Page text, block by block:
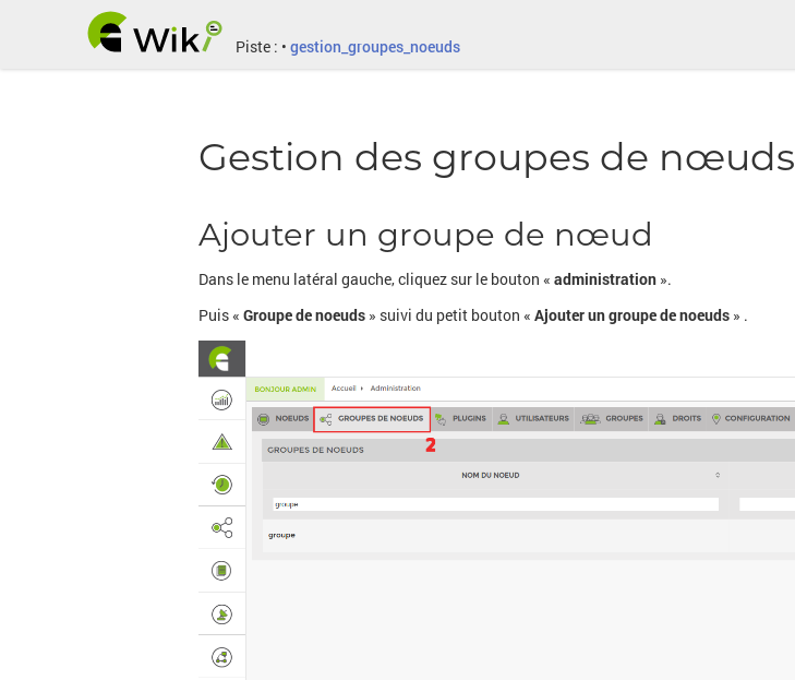
Piste : • gestion_groupes_noeuds
Gestion des groupes de nœuds
Ajouter un groupe de nœud
Dans le menu latéral gauche, cliquez sur le bouton « administration ».
Puis « Groupe de noeuds » suivi du petit bouton « Ajouter un groupe de noeuds » .